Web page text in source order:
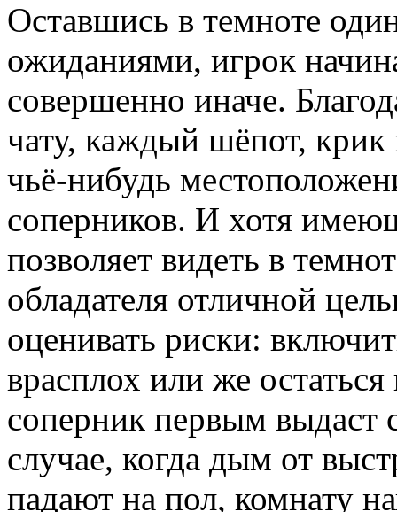
Оставшись в темноте
ожиданиями, игрок
совершенно иначе.
чату, каждый шёпот,
чьё-нибудь
соперников. И хотя
позволяет видеть в
обладателя отличной
оценивать риски:
врасплох или же
соперник первым
случае, когда дым от
падают на пол, комнату